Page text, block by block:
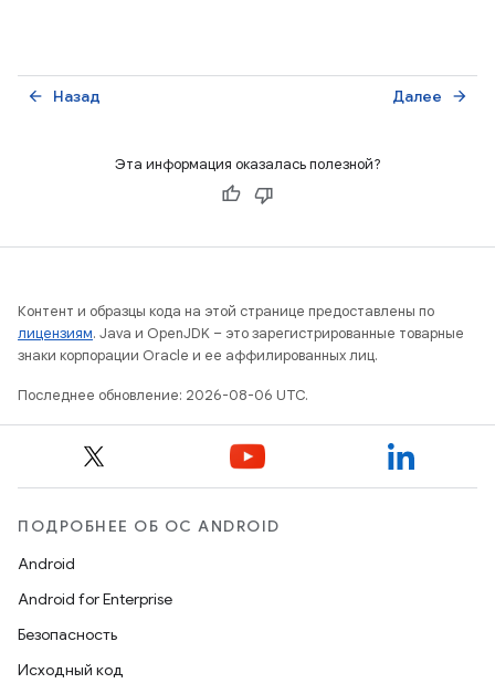
Назад
arrow_back Далее arrow_forward
Эта информация оказалась полезной?
Контент и образцы кода на этой странице предоставлены по
лицензиям. Java и OpenJDK – это зарегистрированные товарные
знаки корпорации Oracle и ее аффилированных лиц.
Последнее обновление: 2026-08-06 UTC.
ПОДРОБНЕЕ ОБ ОС ANDROID
Android
Android for Enterprise
Безопасность
Исходный код